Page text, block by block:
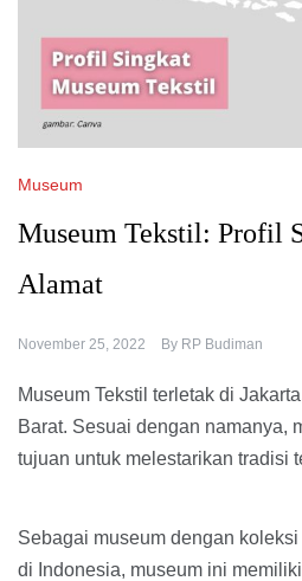
Museum
Museum Tekstil: Profil
Alamat
November 25, 2022 By RP Budiman
Museum Tekstil terletak di
Barat. Sesuai dengan namanya,
tujuan untuk melestarikan tradisi
Sebagai museum dengan
di Indonesia, museum ini